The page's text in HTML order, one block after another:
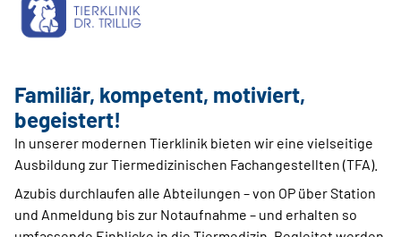
Familiär, kompetent, motiviert,
begeistert!
In unserer modernen Tierklinik bieten wir eine vielseitige
Ausbildung zur Tiermedizinischen Fachangestellten (TFA).
Azubis durchlaufen alle Abteilungen – von OP über Station
und Anmeldung bis zur Notaufnahme – und erhalten so